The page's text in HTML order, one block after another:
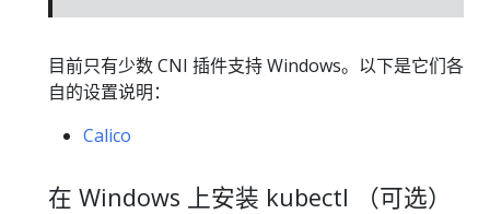
目前只有少数 CNI 插件支持 Windows。以下是它们各
自的设置说明：
Calico
在 Windows 上安装 kubectl （可选）